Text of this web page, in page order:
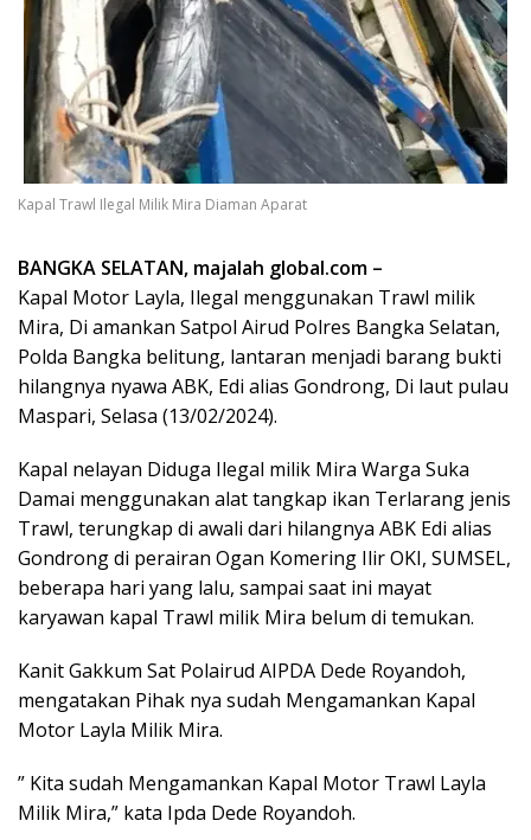
Kapal Trawl Ilegal Milik Mira Diaman Aparat
BANGKA SELATAN, majalah global.com –
Kapal Motor Layla, Ilegal menggunakan Trawl milik
Mira, Di amankan Satpol Airud Polres Bangka Selatan,
Polda Bangka belitung, lantaran menjadi barang bukti
hilangnya nyawa ABK, Edi alias Gondrong, Di laut pulau
Maspari, Selasa (13/02/2024).
Kapal nelayan Diduga Ilegal milik Mira Warga Suka
Damai menggunakan alat tangkap ikan Terlarang jenis
Trawl, terungkap di awali dari hilangnya ABK Edi alias
Gondrong di perairan Ogan Komering Ilir OKI, SUMSEL,
beberapa hari yang lalu, sampai saat ini mayat
karyawan kapal Trawl milik Mira belum di temukan.
Kanit Gakkum Sat Polairud AIPDA Dede Royandoh,
mengatakan Pihak nya sudah Mengamankan Kapal
Motor Layla Milik Mira.
” Kita sudah Mengamankan Kapal Motor Trawl Layla
Milik Mira,” kata Ipda Dede Royandoh.